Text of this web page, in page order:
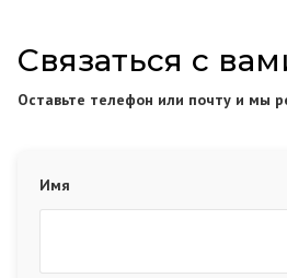
Связаться с
Оставьте телефон или почту и мы
Имя